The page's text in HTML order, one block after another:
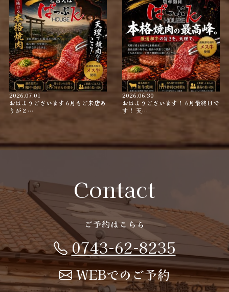
2026.07.01
おはようございます 6月もご来店あ
りがと…
2026.06.30
おはようございます！ 6月最終日で
す！ 天…
Contact
ご予約はこちら
0743-62-8235
WEBでのご予約